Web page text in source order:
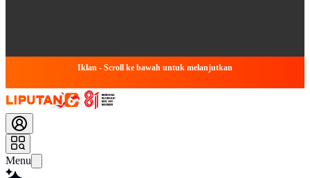
Iklan - Scroll ke bawah untuk melanjutkan
Menu